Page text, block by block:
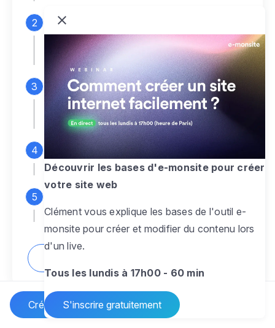
Créer un site Internet
Connectez-vous
monsite gratuit pour accéder à votre
espace d'administration
Personnalisez entièrement le
designpour créer un site web sur-mesure,
à votre image
Ajoutez des pagessans limite pour
présenter votre activité, votre passion
pour rendre votre site dynamique
Découvrir les bases d'e-monsite pour créer
votre site web
Clément vous explique les bases de l'outil e-
monsite pour créer et modifier du contenu lors
d'un live.
Tous les lundis à 17h00 - 60 min
S'inscrire gratuitement